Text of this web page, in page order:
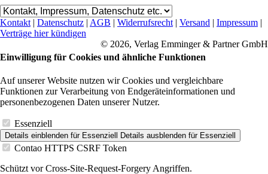
Kontakt| Datenschutz | AGB | Widerrufsrecht| Versand | Impressum |
Verträge hier kündigen
© 2026, Verlag Emminger & Partner GmbH
Einwilligung für Cookies und ähnliche Funktionen
Auf unserer Website nutzen wir Cookies und vergleichbare
Funktionen zur Verarbeitung von Endgeräteinformationen und
personenbezogenen Daten unserer Nutzer.
Essenziell
Details einblenden für Essenziell Details ausblenden für Essenziell
Contao HTTPS CSRF Token
Schützt vor Cross-Site-Request-Forgery Angriffen.